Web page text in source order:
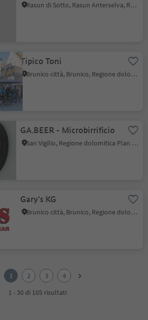
Rasun di Sotto, Rasun Anterselva, Regione dolomitica Plan de Corones
Tipico Toni
Brunico città, Brunico, Regione dolomitica Plan de Corones
GA.BEER - Microbirrificio
San Vigilio, Regione dolomitica Plan de Corones
Gary's KG
Brunico città, Brunico, Regione dolomitica Plan de Corones
1 2 3
4
1 - 30 di 105 risultati